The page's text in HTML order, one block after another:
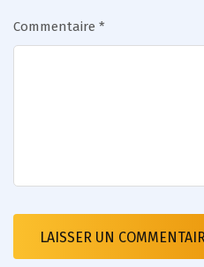
Commentaire *